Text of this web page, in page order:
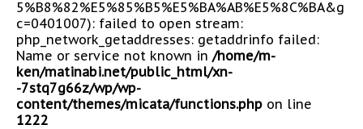
5%B8%82%E5%85%B5%E5%BA%AB%E5%8C%BA&g
c=0401007): failed to open stream:
php_network_getaddresses: getaddrinfo failed:
Name or service not known in /home/m-
ken/matinabi.net/public_html/xn-
-7stq7g66z/wp/wp-
content/themes/micata/functions.php on line
1222